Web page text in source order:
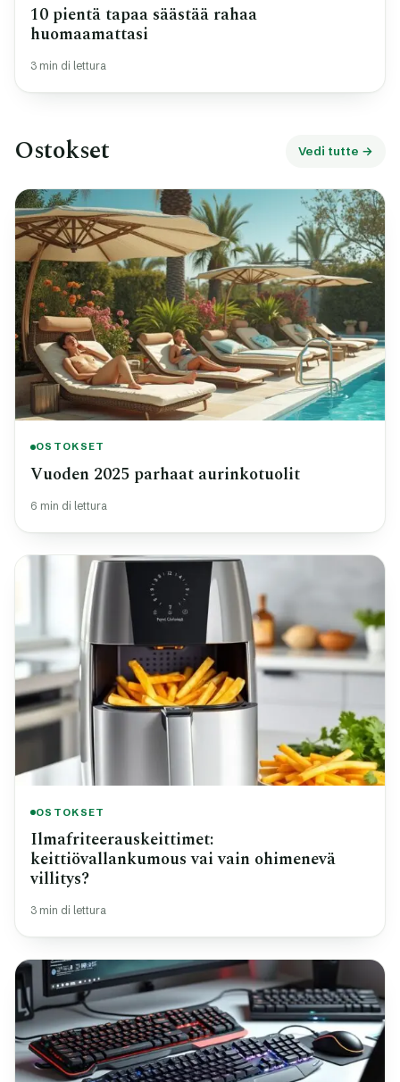
10 pientä tapaa säästää rahaa
huomaamattasi
3 min di lettura
Ostokset Vedi tutte →
OSTOKSET
Vuoden 2025 parhaat aurinkotuolit
6 min di lettura
OSTOKSET
Ilmafriteerauskeittimet:
keittiövallankumous vai vain ohimenevä
villitys?
3 min di lettura